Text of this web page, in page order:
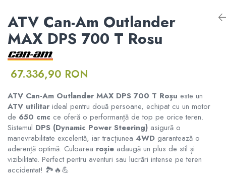
ATV CFMOTO X10
MODEL ATV GOES
GOES 400S
GOES 400L
GOES 500L
Borseta
Rucsac
Protectii
Sosete
Armura
DISTANTIERE ROTI ATV
APARATORI MAINI ATV
PORTBAGAJE SI SUPORTURI
ACCESORII ELECTRONICE ATV /
SSV
ACCESORII MONTAJ ELECTRONICE
TOBE SPORT ATV / UTV
ATV CFMOTO X10 1000 MUD
Formular returnare produs /
Cerere retragere din contract
ATV Can-Am Outlander
MAX DPS 700 T Rosu
67.336,90 RON
ATV Can-Am Outlander MAX DPS 700 T Roșu este un
ATV utilitar ideal pentru două persoane, echipat cu un motor
de 650 cmc ce oferă o performanță de top pe orice teren.
Sistemul DPS (Dynamic Power Steering) asigură o
manevrabilitate excelentă, iar tracțiunea 4WD garantează o
aderență optimă. Culoarea roșie adaugă un plus de stil și
vizibilitate. Perfect pentru aventuri sau lucrări intense pe teren
accidentat! 🏞️🔥💪